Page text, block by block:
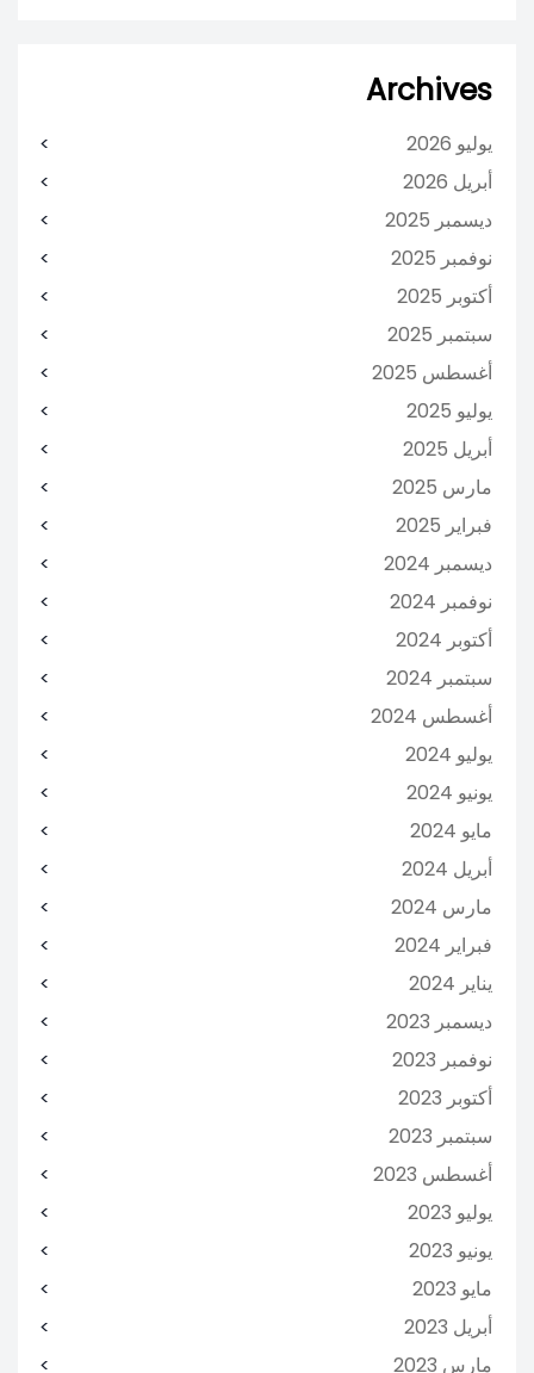
Archives
يوليو 2026
أبريل 2026
ديسمبر 2025
نوفمبر 2025
أكتوبر 2025
سبتمبر 2025
أغسطس 2025
يوليو 2025
أبريل 2025
مارس 2025
فبراير 2025
ديسمبر 2024
نوفمبر 2024
أكتوبر 2024
سبتمبر 2024
أغسطس 2024
يوليو 2024
يونيو 2024
مايو 2024
أبريل 2024
مارس 2024
فبراير 2024
يناير 2024
ديسمبر 2023
نوفمبر 2023
أكتوبر 2023
سبتمبر 2023
أغسطس 2023
يوليو 2023
يونيو 2023
مايو 2023
أبريل 2023
مارس 2023